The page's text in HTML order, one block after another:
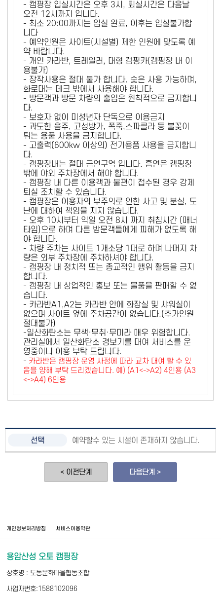
- 캠핑장 입실시간은 오후 3시, 퇴실시간은 다음날
오전 12시까지 입니다.
- 최소 20:00까지는 입실 완료, 이후는 입실불가합
니다
- 예약인원은 사이트(시설별) 제한 인원에 맞도록 예
약 바랍니다.
- 개인 카라반, 트레일러, 대형 캠핑카(캠핑장 내 이
용불가)
- 장작사용은 절대 불가 합니다. 숯은 사용 가능하며,
화로대는 데크 밖에서 사용해야 합니다.
- 방문객과 방문 차량의 출입은 원칙적으로 금지합니
다.
- 보호자 없이 미성년자 단독으로 이용금지
- 과도한 음주, 고성방가, 폭죽,스파클라 등 불꽃이
튀는 용품 사용을 금지합니다.
- 고출력(600kw 이상의) 전기용품 사용을 금지합니
다.
- 캠핑장내는 절대 금연구역 입니다. 흡연은 캠핑장
밖에 야외 주차장에서 해야 합니다.
- 캠핑장 내 다른 이용객과 불편이 접수된 경우 강제
퇴실 조치할 수 있습니다.
- 캠핑장은 이용자의 부주의로 인한 사고 및 분실, 도
난에 대하여 책임을 지지 않습니다.
- 오후 10시부터 익일 오전 8시 까지 취침시간 (매너
타임)으로 하며 다른 방문객들에게 피해가 없도록 해
야 합니다.
- 차량 주차는 사이트 1개소당 1대로 하며 나머지 차
량은 외부 주차장에 주차하셔야 합니다.
- 캠핑장 내 정치적 또는 종교적인 행위 활동을 금지
합니다.
- 캠핑장 내 상업적인 홍보 또는 물품을 판매할 수 없
습니다.
- 카라반A1,A2는 카라반 안에 화장실 및 샤워실이
없으며 사이트 옆에 주차공간이 없습니다.(추가인원
절대불가)
-일산화탄소는 무색·무취·무미라 매우 위험합니다.
관리실에서 일산화탄소 경보기를 대여 서비스를 운
영중이니 이용 부탁 드립니다.
- 카라반은 캠핑장 운영 사정에 따라 교차 대여 할 수 있
음을 양해 부탁 드리겠습니다. 예) (A1<->A2) 4인용 (A3
<->A4) 6인용
예약할수 있는 시설이 존재하지 않습니다.
< 이전단계 다음단계 >
개인정보처리방침 서비스이용약관
용암산성 오토 캠핑장
상호명 : 도동문화마을협동조합
사업자번호:1588102096